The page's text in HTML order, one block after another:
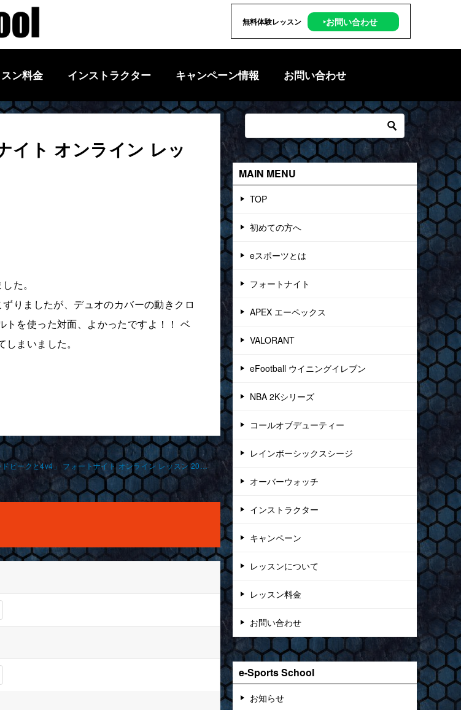
無料体験レッスン ‣お問い合わせ
ン料金 インストラクター キャンペーン情報 お問い合わせ
イト オンライン レッ
た。
りましたが、デュオのカバーの動きクロ
を使った対面、よかったですよ！！ ベ
まいました。
「ライトハンドピークと4v4」 フォートナイト オンライン レッスン 2025-6-6-no0011
MAIN MENU
TOP
初めての方へ
eスポーツとは
フォートナイト
APEX エーペックス
VALORANT
eFootball ウイニングイレブン
NBA 2Kシリーズ
コールオブデューティー
レインボーシックスシージ
オーバーウォッチ
インストラクター
キャンペーン
レッスンについて
レッスン料金
お問い合わせ
e-Sports School
お知らせ